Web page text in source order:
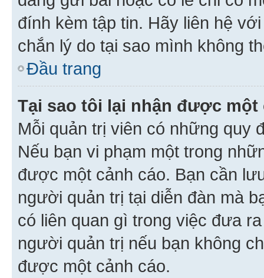
đính kèm tập tin. Hãy liên hệ
chắn lý do tại sao mình không
Đầu trang
Tại sao tôi lại nhận được một
Mỗi quản trị viên có những quy
Nếu bạn vi phạm một trong
được một cảnh cáo. Bạn cần
người quản trị tại diễn đàn mà
có liên quan gì trong việc đưa
người quản trị nếu bạn không
được một cảnh cáo.